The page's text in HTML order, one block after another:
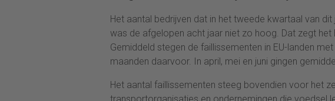
Het aantal bedrijven dat in het tweede kwartaal van dit
was de afgelopen acht jaar niet zo hoog. Dat zegt het
Gemiddeld stegen de faillissementen in EU-landen
maanden daarvoor. In april, mei en juni gingen
Het aantal faillissementen steeg bovendien voor het